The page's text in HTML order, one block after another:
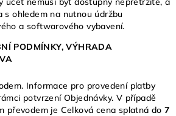
s ohledem na nutnou údržbu
a softwarového vybavení.
PODMÍNKY, VÝHRADA
Informace pro provedení platby
potvrzení Objednávky. V případě
převodem je Celková cena splatná do 7